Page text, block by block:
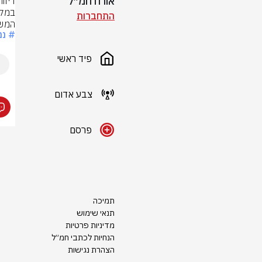
התחברות
פיד ראשי
צבע אדום
פרסם
תמיכה
תנאי שימוש
מדיניות פרטיות
הנחיות לכתבי חמ״ל
הצהרת נגישות
#